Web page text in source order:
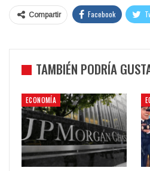
Compartir Facebook
TAMBIÉN PODRÍA
ECONOMÍA